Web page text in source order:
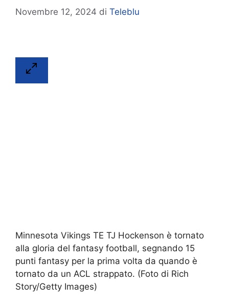
Novembre 12, 2024 di Teleblu
Minnesota Vikings TE TJ Hockenson è tornato
alla gloria del fantasy football, segnando 15
punti fantasy per la prima volta da quando è
tornato da un ACL strappato. (Foto di Rich
Story/Getty Images)